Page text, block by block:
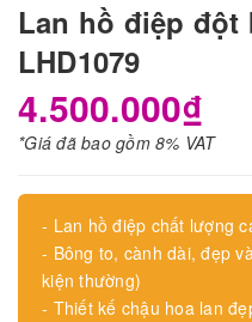
Lan hồ điệp đột
LHD1079
4.500.000₫
*Giá đã bao gồm 8% VAT
- Lan hồ điệp chất lượng
- Bông to, cành dài, đẹp
kiện thường)
- Thiết kế chậu hoa lan